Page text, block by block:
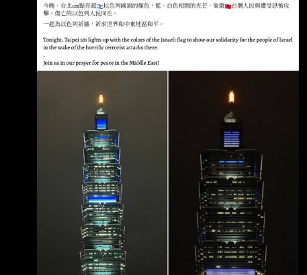
之際，馬來西亞交通部長陸兆福表示，獲准通過
荷姆茲海峽的馬來西亞 油輪，將不會被伊朗徵
收通行費。 根據《彭博》報導，陸兆福週二在
一場活動中指出：「伊朗大使已表示，不會對馬
方，與伊朗政府維持良好的外交關係。 上週六
（28 日），馬來西亞外交部長表示，伊朗已批